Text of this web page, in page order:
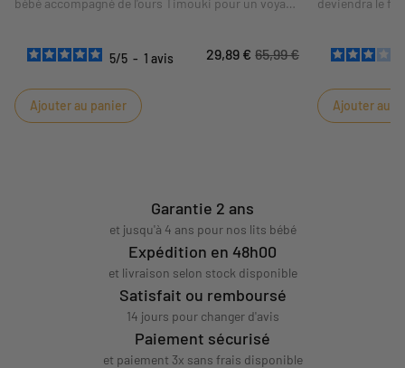
5/5 - 1avis 29,89 € 65,99 €
Ajouter au panier Ajouter au
Garantie 2 ans
et jusqu'à 4 ans pour nos lits bébé
Expédition en 48h00
et livraison selon stock disponible
Satisfait ou remboursé
14 jours pour changer d'avis
Paiement sécurisé
et paiement 3x sans frais disponible